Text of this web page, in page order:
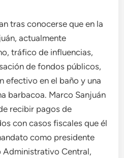
tras conocerse que en la
actualmente
tráfico de influencias,
de fondos públicos,
efectivo en el baño y una
barbacoa. Marco Sanjuán
recibir pagos de
con casos fiscales que él
como presidente
Administrativo Central,